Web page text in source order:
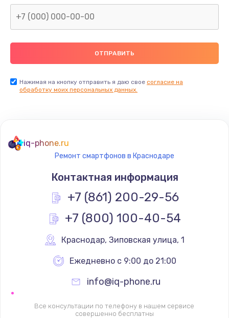
2600 руб.
Замена видеочипа
Ремонт разъема питания
745 руб.
Заказать
Замена видеокарты
1600 руб.
Заказать
Ремонт цепей питания
2500 руб.
Нажимая на кнопку отправить я даю свое согласие на
обработку моих персональных данных.
iq-phone.ru
Ремонт смартфонов в Краснодаре
Контактная информация
+7 (861) 200-29-56
+7 (800) 100-40-54
Краснодар, Зиповская улица, 1
Ежедневно с 9:00 до 21:00
info@iq-phone.ru
Все консультации по телефону в нашем сервисе
совершенно бесплатны